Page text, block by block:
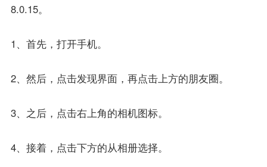
8.0.15。
1、首先，打开手机。
2、然后，点击发现界面，再点击上方的朋友圈。
3、之后，点击右上角的相机图标。
4、接着，点击下方的从相册选择。